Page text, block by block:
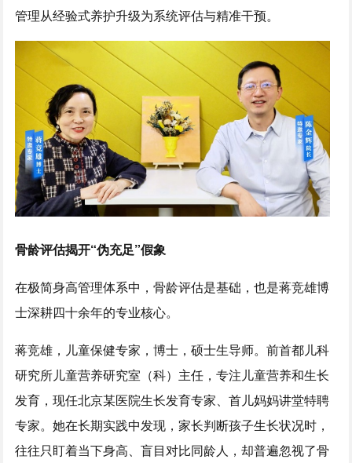
管理从经验式养护升级为系统评估与精准干预。
骨龄评估揭开“伪充足”假象
在极简身高管理体系中，骨龄评估是基础，也是蒋竞雄博
士深耕四十余年的专业核心。
蒋竞雄，儿童保健专家，博士，硕士生导师。前首都儿科
研究所儿童营养研究室（科）主任，专注儿童营养和生长
发育，现任北京某医院生长发育专家、首儿妈妈讲堂特聘
专家。她在长期实践中发现，家长判断孩子生长状况时，
往往只盯着当下身高、盲目对比同龄人，却普遍忽视了骨